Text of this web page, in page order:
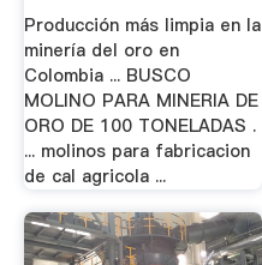
Producción más limpia en la
minería del oro en
Colombia ... BUSCO
MOLINO PARA MINERIA DE
ORO DE 100 TONELADAS .
... molinos para fabricacion
de cal agricola ...